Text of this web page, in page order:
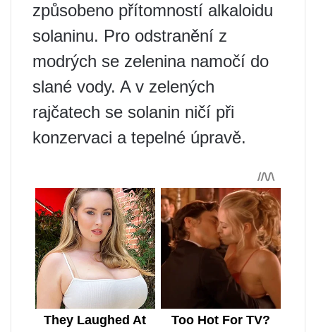
způsobeno přítomností alkaloidu
solaninu. Pro odstranění z
modrých se zelenina namočí do
slané vody. A v zelených
rajčatech se solanin ničí při
konzervaci a tepelné úpravě.